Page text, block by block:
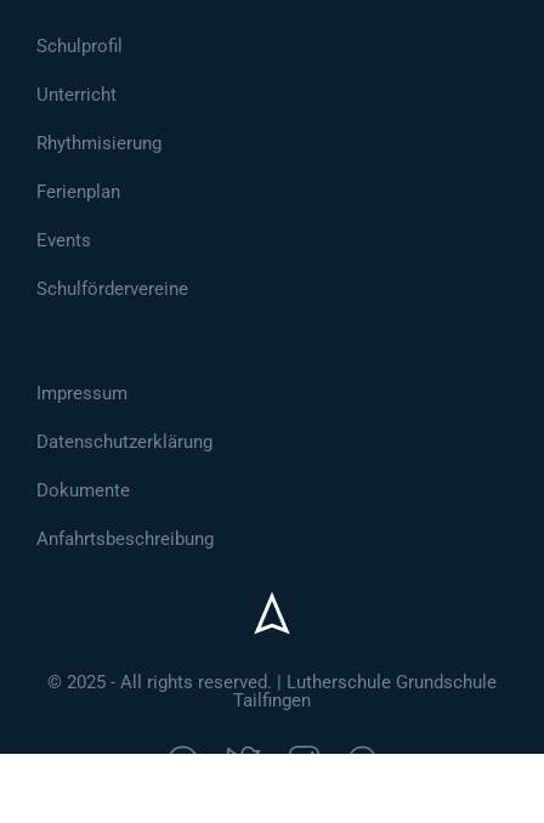
Schulprofil
Unterricht
Rhythmisierung
Ferienplan
Events
Schulfördervereine
Impressum
Datenschutzerklärung
Dokumente
Anfahrtsbeschreibung
© 2025 - All rights reserved. | Lutherschule Grundschule
Tailfingen